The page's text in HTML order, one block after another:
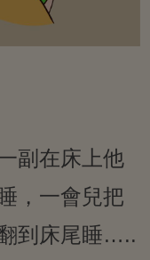
副在床上他
，一會兒把
到床尾睡…..